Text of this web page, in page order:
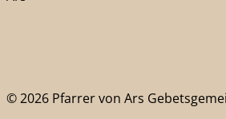
© 2026 Pfarrer von Ars